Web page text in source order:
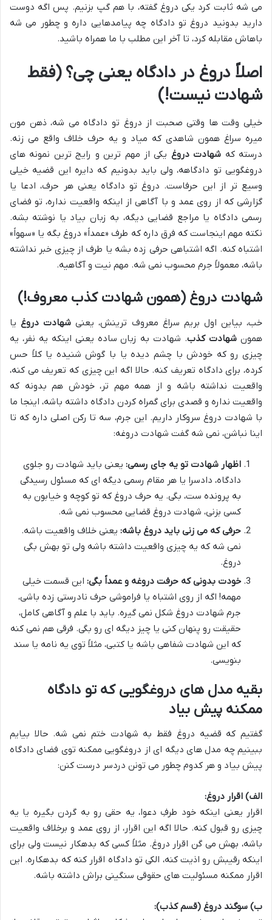
می شه ثابت کرد یکی دروغ گفته، با هم گپ بزنیم. پس اگه دوست
دارید بدونید دروغ تو دادگاه چه پیامدهایی داره و چطور می شه
باهاش مقابله کرد، تا آخر این مطلب با ما همراه باشید.
اصلاً دروغ در دادگاه یعنی چی؟ (فقط
شهادت نیست!)
خیلی وقت ها وقتی صحبت از دروغ تو دادگاه می شه، ذهن مون
میره سراغ همون شاهدی که میاد و یه حرف خلاف واقع می زنه.
درسته که شهادت دروغ یکی از مهم ترین و رایج ترین نمونه های
دروغگویی تو دادگاهه، ولی باید بدونیم که دایره این قضیه خیلی
وسیع تر از این حرفاست. دروغ تو دادگاه یعنی هر حرف، ادعا یا
گزارشی که از روی عمد و با آگاهی از اینکه واقعیت نداره، تو فضای
رسمی دادگاه یا مراجع قضایی دیگه، به زبان بیاد یا نوشته بشه.
نکته مهم اینجاست که فرق داره که طرف «عمداً» دروغ بگه یا «سهواً»
اشتباه کنه. اگه اشتباهی حرفی زده بشه یا طرف از چیزی خبر نداشته
باشه، معمولاً جرم محسوب نمی شه. مهم نیت و آگاهیه.
شهادت دروغ (همون شهادت کذب معروف!)
خب، بیاین اول بریم سراغ معروف ترینش، یعنی شهادت دروغیا
همون شهادت کذب. شهادت به زبان ساده یعنی اینکه یه نفر، یه
چیزی رو که خودش با چشم دیده یا با گوش شنیده یا کلاً حس
کرده، برای دادگاه تعریف کنه. حالا اگه این چیزی که تعریف می کنه،
واقعیت نداشته باشه و از همه مهم تر، خودش هم بدونه که
واقعیت نداره و قصدی برای گمراه کردن دادگاه داشته باشه، اینجا ما
با شهادت دروغ سروکار داریم. این جرم، سه تا رکن اصلی داره که تا
اینا نباشن، نمی شه گفت شهادت دروغه:
اظهار شهادت تو یه جای رسمی: یعنی باید شهادت رو جلوی
دادگاه، دادسرا یا هر مقام رسمی دیگه ای که مسئول رسیدگی
به پرونده ست، بگی. یه حرف دروغ که تو کوچه و خیابون به
کسی بزنی، شهادت دروغ قضایی محسوب نمی شه.
حرفی که می زنی باید دروغ باشه: یعنی خلاف واقعیت باشه.
نمی شه که یه چیزی واقعیت داشته باشه ولی تو بهش بگی
دروغ.
خودت بدونی که حرفت دروغه و عمداً بگی: این قسمت خیلی
مهمه! اگه از روی اشتباه یا فراموشی حرف نادرستی زده باشی،
جرم شهادت دروغ شکل نمی گیره. باید با علم و آگاهی کامل،
حقیقت رو پنهان کنی یا چیز دیگه ای رو بگی. فرقی هم نمی کنه
که این شهادت شفاهی باشه یا کتبی، مثلاً توی یه نامه یا سند
بنویسی.
بقیه مدل های دروغگویی که تو دادگاه
ممکنه پیش بیاد
گفتیم که قضیه دروغ فقط به شهادت ختم نمی شه. حالا بیایم
ببینیم چه مدل های دیگه ای از دروغگویی ممکنه توی فضای دادگاه
پیش بیاد و هر کدوم چطور می تونن دردسر درست کنن:
الف) اقرار دروغ:
اقرار یعنی اینکه خود طرفِ دعوا، یه حقی رو به گردن بگیره یا یه
چیزی رو قبول کنه. حالا اگه این اقرار، از روی عمد و برخلاف واقعیت
باشه، بهش می گن اقرار دروغ. مثلاً کسی که بدهکار نیست ولی برای
اینکه رقیبش رو اذیت کنه، الکی تو دادگاه اقرار کنه که بدهکاره. این
اقرار ممکنه مسئولیت های حقوقی سنگینی براش داشته باشه.
ب) سوگند دروغ (قسم کذب):